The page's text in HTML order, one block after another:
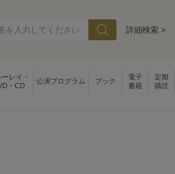
詳細検索 >
レイ・
・CD
公演プログラム ブック
電子
書籍
定期
購読